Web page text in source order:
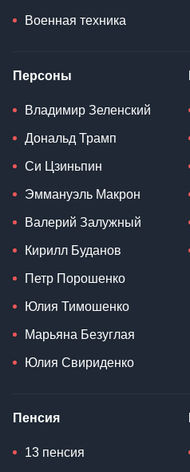
Военная техника
Персоны
Владимир Зеленский
Дональд Трамп
Си Цзиньпин
Эммануэль Макрон
Валерий Залужный
Кирилл Буданов
Петр Порошенко
Юлия Тимошенко
Марьяна Безуглая
Юлия Свириденко
Пенсия
13 пенсия